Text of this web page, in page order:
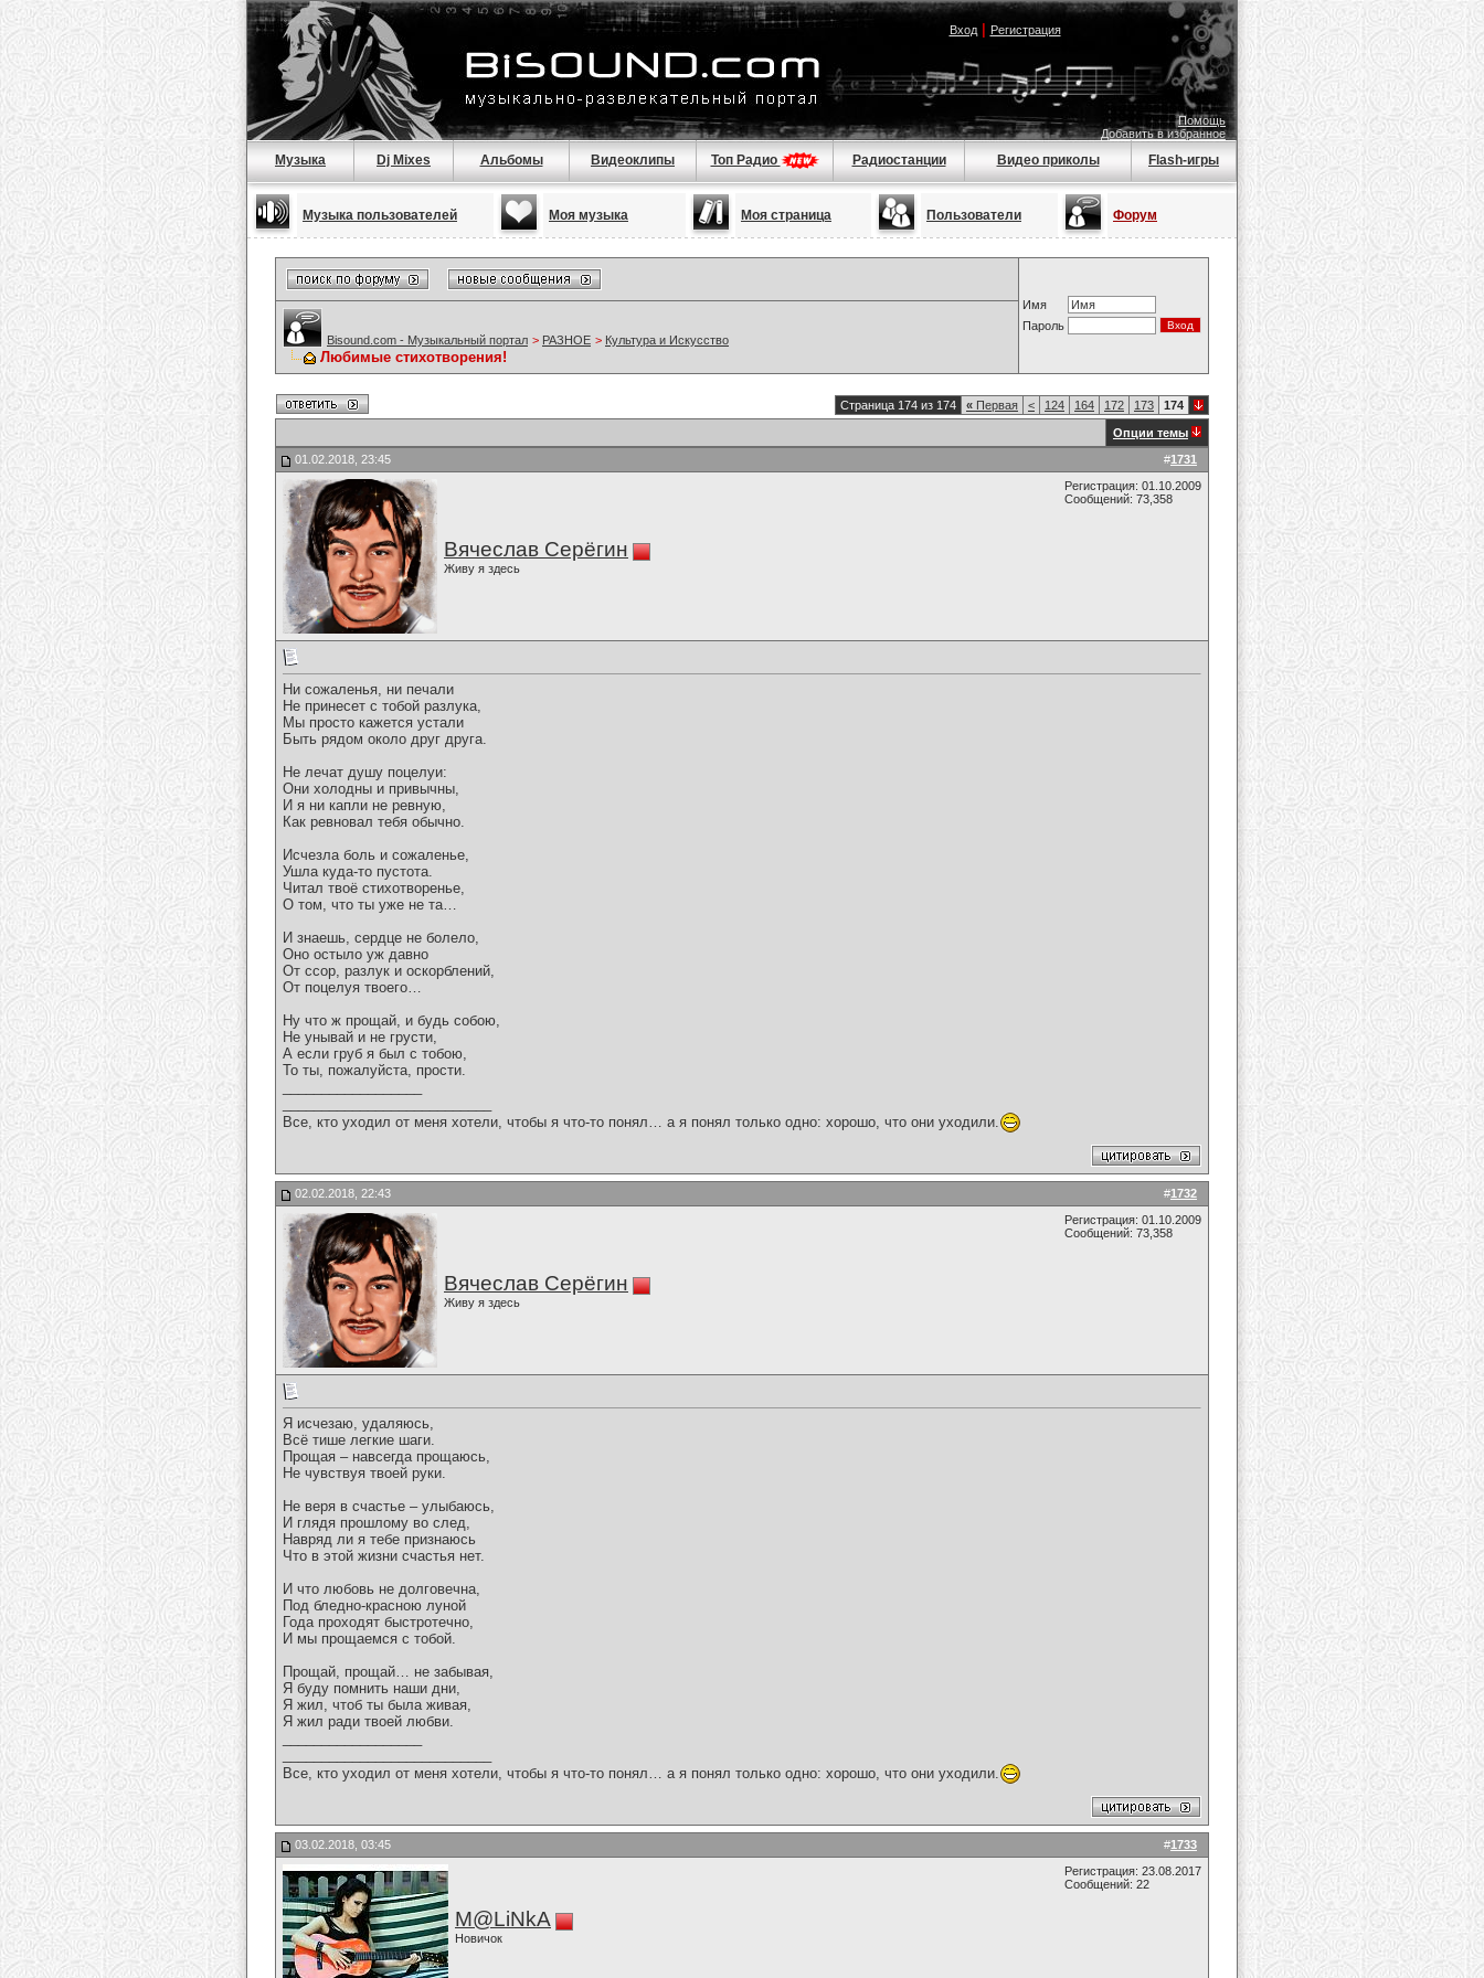
Вход| Регистрация
Помощь
Добавить в избранное
Музыка Dj Mixes Альбомы Видеоклипы Топ Радио Радиостанции Видео приколы Flash-игры
Музыка пользователей Моя музыка Моя страница Пользователи Форум
Имя
Пароль
Bisound.com - Музыкальный портал > РАЗНОЕ > Культура и Искусство
Любимые стихотворения!
Страница 174 из 174 « Первая < 124 164 172 173 174
Опции темы
#1731
01.02.2018, 23:45
Вячеслав Серёгин
Живу я здесь
Регистрация: 01.10.2009
Сообщений: 73,358
Ни сожаленья, ни печали
Не принесет с тобой разлука,
Мы просто кажется устали
Быть рядом около друг друга.
Не лечат душу поцелуи:
Они холодны и привычны,
И я ни капли не ревную,
Как ревновал тебя обычно.
Исчезла боль и сожаленье,
Ушла куда-то пустота.
Читал твоё стихотворенье,
О том, что ты уже не та…
И знаешь, сердце не болело,
Оно остыло уж давно
От ссор, разлук и оскорблений,
От поцелуя твоего…
Ну что ж прощай, и будь собою,
Не унывай и не грусти,
А если груб я был с тобою,
То ты, пожалуйста, прости.
Все, кто уходил от меня хотели, чтобы я что-то понял… а я понял только одно: хорошо, что они уходили.
#1732
02.02.2018, 22:43
Вячеслав Серёгин
Живу я здесь
Регистрация: 01.10.2009
Сообщений: 73,358
Я исчезаю, удаляюсь,
Всё тише легкие шаги.
Прощая – навсегда прощаюсь,
Не чувствуя твоей руки.
Не веря в счастье – улыбаюсь,
И глядя прошлому во след,
Навряд ли я тебе признаюсь
Что в этой жизни счастья нет.
И что любовь не долговечна,
Под бледно-красною луной
Года проходят быстротечно,
И мы прощаемся с тобой.
Прощай, прощай… не забывая,
Я буду помнить наши дни,
Я жил, чтоб ты была живая,
Я жил ради твоей любви.
Все, кто уходил от меня хотели, чтобы я что-то понял… а я понял только одно: хорошо, что они уходили.
#1733
03.02.2018, 03:45
M@LiNkA
Новичок
Регистрация: 23.08.2017
Сообщений: 22